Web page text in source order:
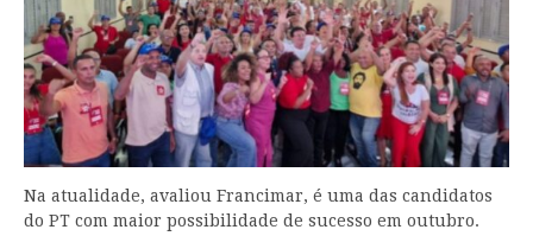
Na atualidade, avaliou Francimar, é uma das candidatos
do PT com maior possibilidade de sucesso em outubro.